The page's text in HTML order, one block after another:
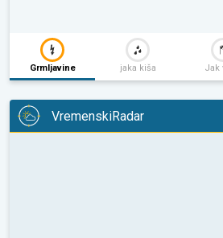
Grmljavine jaka kiša Jak
VremenskiRadar